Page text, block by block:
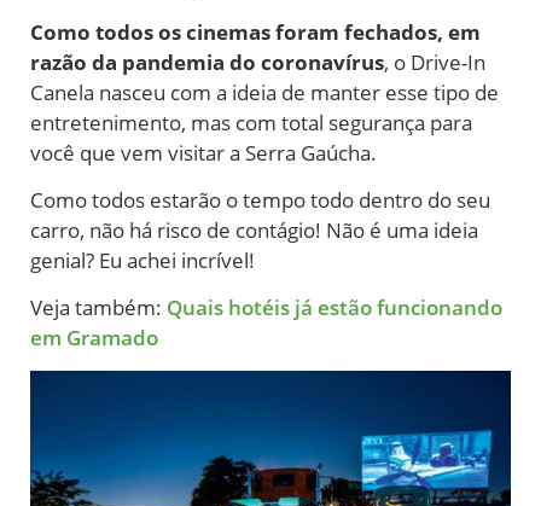
Como todos os cinemas foram fechados, em
razão da pandemia do coronavírus, o Drive-In
Canela nasceu com a ideia de manter esse tipo de
entretenimento, mas com total segurança para
você que vem visitar a Serra Gaúcha.
Como todos estarão o tempo todo dentro do seu
carro, não há risco de contágio! Não é uma ideia
genial? Eu achei incrível!
Veja também: Quais hotéis já estão funcionando
em Gramado